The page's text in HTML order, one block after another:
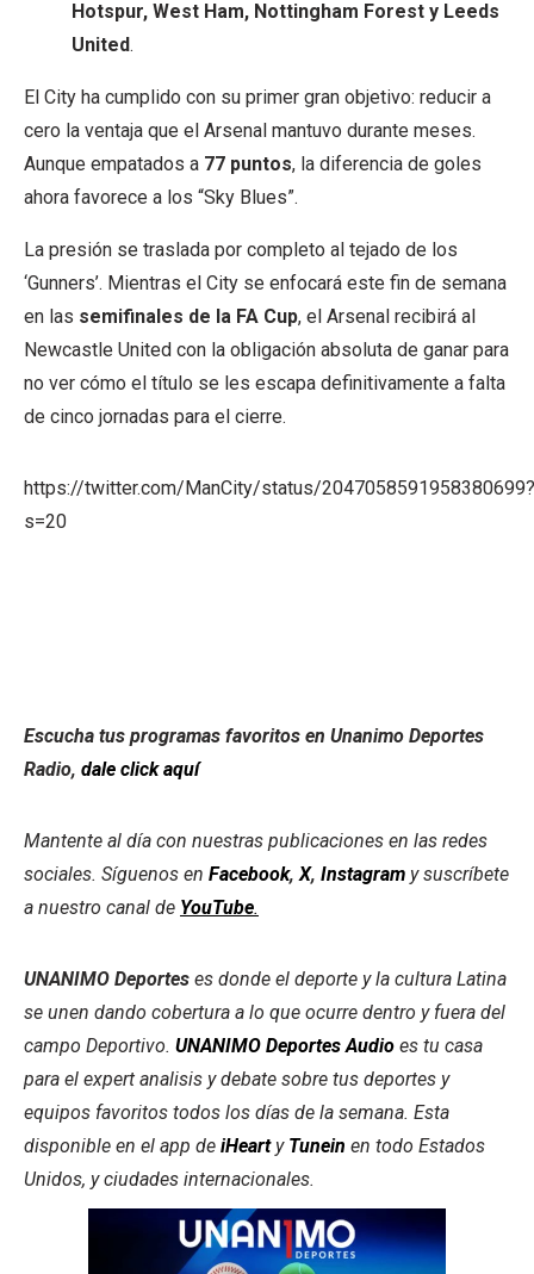
Hotspur, West Ham, Nottingham Forest y Leeds
United.
El City ha cumplido con su primer gran objetivo: reducir a
cero la ventaja que el Arsenal mantuvo durante meses.
Aunque empatados a 77 puntos, la diferencia de goles
ahora favorece a los “Sky Blues”.
La presión se traslada por completo al tejado de los
‘Gunners’. Mientras el City se enfocará este fin de semana
en las semifinales de la FA Cup, el Arsenal recibirá al
Newcastle United con la obligación absoluta de ganar para
no ver cómo el título se les escapa definitivamente a falta
de cinco jornadas para el cierre.
https://twitter.com/ManCity/status/2047058591958380699?
s=20
Escucha tus programas favoritos en Unanimo Deportes
Radio, dale click aquí
Mantente al día con nuestras publicaciones en las redes
sociales. Síguenos en Facebook,X, Instagram y suscríbete
a nuestro canal de YouTube.
UNANIMO Deportes es donde el deporte y la cultura Latina
se unen dando cobertura a lo que ocurre dentro y fuera del
campo Deportivo. UNANIMO Deportes Audio es tu casa
para el expert analisis y debate sobre tus deportes y
equipos favoritos todos los días de la semana. Esta
disponible en el app de iHeart y Tunein en todo Estados
Unidos, y ciudades internacionales.